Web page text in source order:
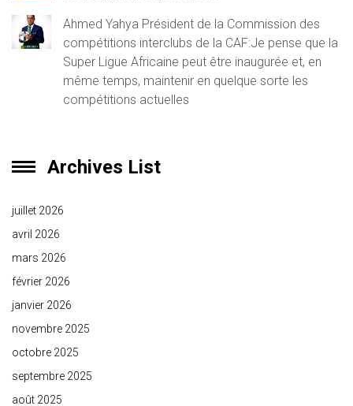
Ahmed Yahya Président de la Commission des
compétitions interclubs de la CAF:Je pense que la
Super Ligue Africaine peut être inaugurée et, en
même temps, maintenir en quelque sorte les
compétitions actuelles
Archives List
juillet 2026
avril 2026
mars 2026
février 2026
janvier 2026
novembre 2025
octobre 2025
septembre 2025
août 2025